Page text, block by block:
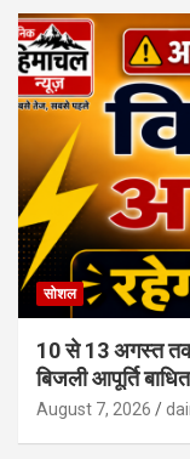
सोशल
10 से 13 अगस्त तक
बिजली आपूर्ति बाधित
August 7, 2026